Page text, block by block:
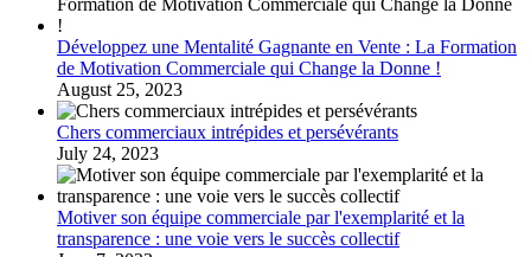
Développez une Mentalité Gagnante en Vente : La Formation
de Motivation Commerciale qui Change la Donne !
August 25, 2023
Chers commerciaux intrépides et persévérants
July 24, 2023
Motiver son équipe commerciale par l'exemplarité et la
transparence : une voie vers le succès collectif